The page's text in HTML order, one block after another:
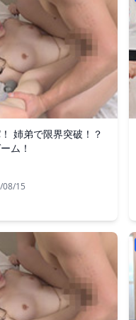
姉弟で限界突破！？
ム！
08/15